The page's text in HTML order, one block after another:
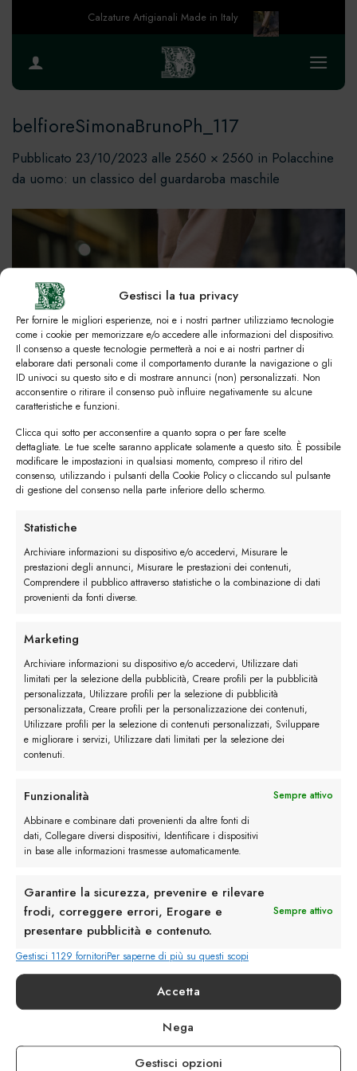
Gestisci la tua privacy
Per fornire le migliori esperienze, noi e i nostri partner utilizziamo tecnologie
come i cookie per memorizzare e/o accedere alle informazioni del dispositivo.
Il consenso a queste tecnologie permetterà a noi e ai nostri partner di
elaborare dati personali come il comportamento durante la navigazione o gli
ID univoci su questo sito e di mostrare annunci (non) personalizzati. Non
acconsentire o ritirare il consenso può influire negativamente su alcune
caratteristiche e funzioni.
Clicca qui sotto per acconsentire a quanto sopra o per fare scelte
dettagliate. Le tue scelte saranno applicate solamente a questo sito. È possibile
modificare le impostazioni in qualsiasi momento, compreso il ritiro del
consenso, utilizzando i pulsanti della Cookie Policy o cliccando sul pulsante
di gestione del consenso nella parte inferiore dello schermo.
Statistiche
Archiviare informazioni su dispositivo e/o accedervi, Misurare le
prestazioni degli annunci, Misurare le prestazioni dei contenuti,
Comprendere il pubblico attraverso statistiche o la combinazione di dati
provenienti da fonti diverse.
Marketing
Archiviare informazioni su dispositivo e/o accedervi, Utilizzare dati
limitati per la selezione della pubblicità, Creare profili per la pubblicità
personalizzata, Utilizzare profili per la selezione di pubblicità
personalizzata, Creare profili per la personalizzazione dei contenuti,
Utilizzare profili per la selezione di contenuti personalizzati, Sviluppare
e migliorare i servizi, Utilizzare dati limitati per la selezione dei
contenuti.
Funzionalità
Sempre attivo
Abbinare e combinare dati provenienti da altre fonti di
dati, Collegare diversi dispositivi, Identificare i dispositivi
in base alle informazioni trasmesse automaticamente.
Garantire la sicurezza, prevenire e rilevare
frodi, correggere errori, Erogare e
presentare pubblicità e contenuto.
Sempre attivo
Gestisci 1129 fornitoriPer saperne di più su questi scopi
Accetta
Nega
Gestisci opzioni
Calzature Artigianali Made in Italy
belfioreSimonaBrunoPh_117
Pubblicato 23/10/2023 alle 2560 × 2560 in Polacchine
da uomo: un classico del guardaroba maschile
I trackback sono chiusi, ma puoi lasciare un commento
Successivo→
Lascia un commento
Devi essereconnessoper inviare un commento.
Rimani in contatto con noi
info@calzaturebelfiore.com
+39 02 468042
MI 20145 • Milano
Via Belfiore 9